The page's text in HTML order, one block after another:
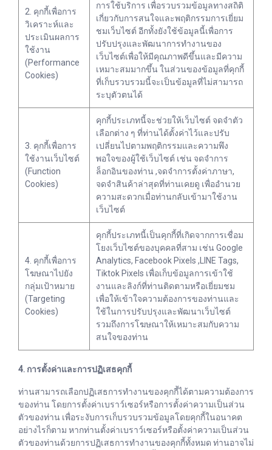
2. คุกกี้เพื่อการ
วิเคราะห์และ
ประเมินผลการ
ใช้งาน
(Performance
Cookies)
การใช้บริการ เพื่อรวบรวมข้อมูลทางสถิติ
เกี่ยวกับการสนใจและพฤติกรรมการเยี่ยม
ชมเว็บไซต์ อีกทั้งยังใช้ข้อมูลนี้เพื่อการ
ปรับปรุงและพัฒนาการทำงานของ
เว็บไซต์เพื่อให้มีคุณภาพดีขึ้นและมีความ
เหมาะสมมากขึ้น ในส่วนของข้อมูลที่คุกกี้
ที่เก็บรวบรวมนี้จะเป็นข้อมูลที่ไม่สามารถ
ระบุตัวตนได้
3. คุกกี้เพื่อการ
ใช้งานเว็บไซต์
(Function
Cookies)
คุกกี้ประเภทนี้จะช่วยให้เว็บไซต์ จดจำตัว
เลือกต่าง ๆ ที่ท่านได้ตั้งค่าไว้และปรับ
เปลี่ยนไปตามพฤติกรรมและความพึง
พอใจของผู้ใช้เว็บไซต์ เช่น จดจำการ
ล็อกอินของท่าน ,จดจำการตั้งค่าภาษา,
จดจำสินค้าล่าสุดที่ท่านเคยดู เพื่ออำนวย
ความสะดวกเมื่อท่านกลับเข้ามาใช้งาน
เว็บไซต์
4. คุกกี้เพื่อการ
โฆษณาไปยัง
กลุ่มเป้าหมาย
(Targeting
Cookies)
คุกกี้ประเภทนี้เป็นคุกกี้ที่เกิดจากการเชื่อม
โยงเว็บไซต์ของบุคคลที่สาม เช่น Google
Analytics, Facebook Pixels ,LINE Tags,
Tiktok Pixels เพื่อเก็บข้อมูลการเข้าใช้
งานและลิงก์ที่ท่านติดตามหรือเยี่ยมชม
เพื่อให้เข้าใจความต้องการของท่านและ
ใช้ในการปรับปรุงและพัฒนาเว็บไซต์
รวมถึงการโฆษณาให้เหมาะสมกับความ
สนใจของท่าน
4. การตั้งค่าและการปฏิเสธคุกกี้
ท่านสามารถเลือกปฏิเสธการทำงานของคุกกี้ได้ตามความต้องการ
ของท่าน โดยการตั้งค่าเบราว์เซอร์หรือการตั้งค่าความเป็นส่วน
ตัวของท่าน เพื่อระงับการเก็บรวบรวมข้อมูลโดยคุกกี้ในอนาคต
อย่างไรก็ตาม หากท่านตั้งค่าเบราว์เซอร์หรือตั้งค่าความเป็นส่วน
ตัวของท่านด้วยการปฏิเสธการทำงานของคุกกี้ทั้งหมด ท่านอาจไม่